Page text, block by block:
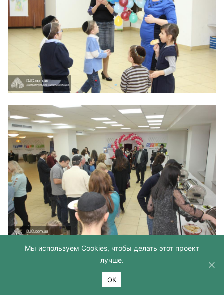
Мы используем Cookies, чтобы делать этот проект
лучше.
ОК